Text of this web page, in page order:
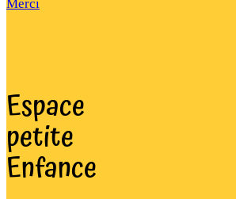
Merci
Espace
petite
Enfance